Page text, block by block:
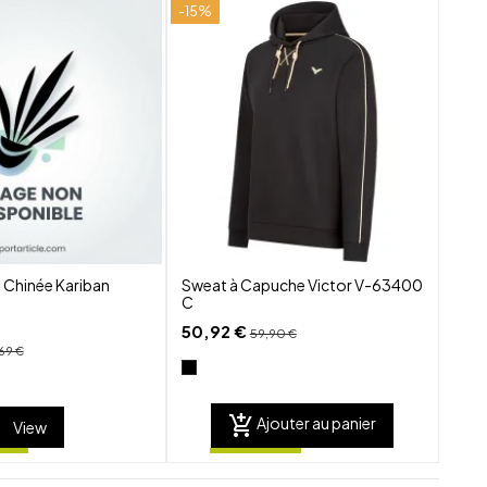
Kariban
€
View
-15%
Sweat à Capuche Victor V-63400
C
50,92 €59,90 €
add_shopping_cart Ajouter au panier